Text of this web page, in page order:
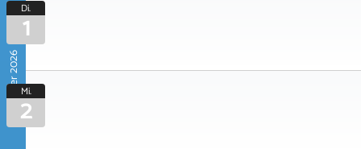
September 2026
Di.
1
Mi.
2